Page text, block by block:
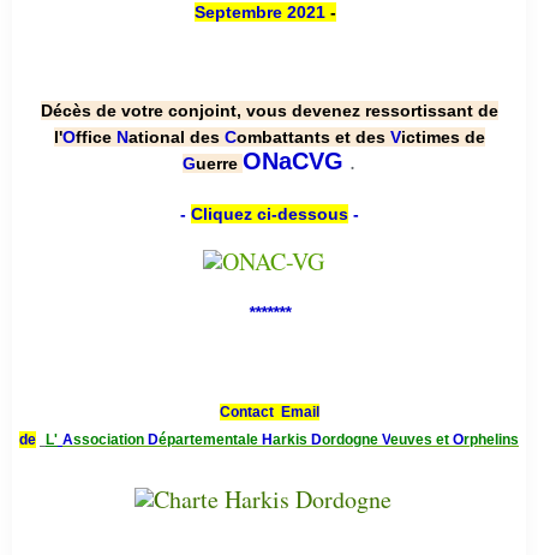
Septembre 2021 -
Décès de votre conjoint, vous devenez ressortissant de
l'Office National des Combattants et des Victimes de
Guerre ONaCVG .
- Cliquez ci-dessous-
*******
Contact Email
de L' Association Départementale Harkis Dordogne Veuves et Orphelins